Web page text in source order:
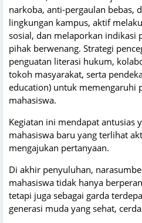
narkoba, anti-pergaulan bebas,
lingkungan kampus, aktif
sosial, dan melaporkan indikasi
pihak berwenang. Strategi
penguatan literasi hukum,
tokoh masyarakat, serta
education) untuk memengaruhi
mahasiswa.
Kegiatan ini mendapat antusias
mahasiswa baru yang terlihat
mengajukan pertanyaan.
Di akhir penyuluhan,
mahasiswa tidak hanya
tetapi juga sebagai garda
generasi muda yang sehat,